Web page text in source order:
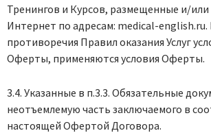
Тренингов и Курсов, размещенные и/или
Интернет по адресам: medical-english.ru.
противоречия Правил оказания Услуг
Оферты, применяются условия Оферты.
3.4. Указанные в п.3.3. Обязательные
неотъемлемую часть заключаемого в
настоящей Офертой Договора.